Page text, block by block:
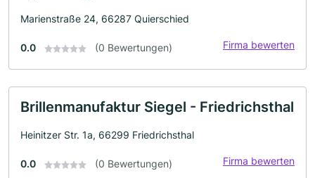
Marienstraße 24, 66287 Quierschied
0.0 (0 Bewertungen) Firma bewerten
Brillenmanufaktur Siegel - Friedrichsthal
Heinitzer Str. 1a, 66299 Friedrichsthal
0.0 (0 Bewertungen) Firma bewerten